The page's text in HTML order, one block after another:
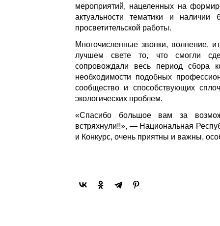
мероприятий, нацеленных на
актуальности тематики и наличии
просветительской работы.
Многочисленные звонки, волнение,
лучшем свете то, что смогли
сопровождали весь период сбора
необходимости подобных
сообщество и способствующих
экологических проблем.
«Спасибо большое вам за
встряхнули!!», — Национальная
и Конкурс, очень приятны и важны,